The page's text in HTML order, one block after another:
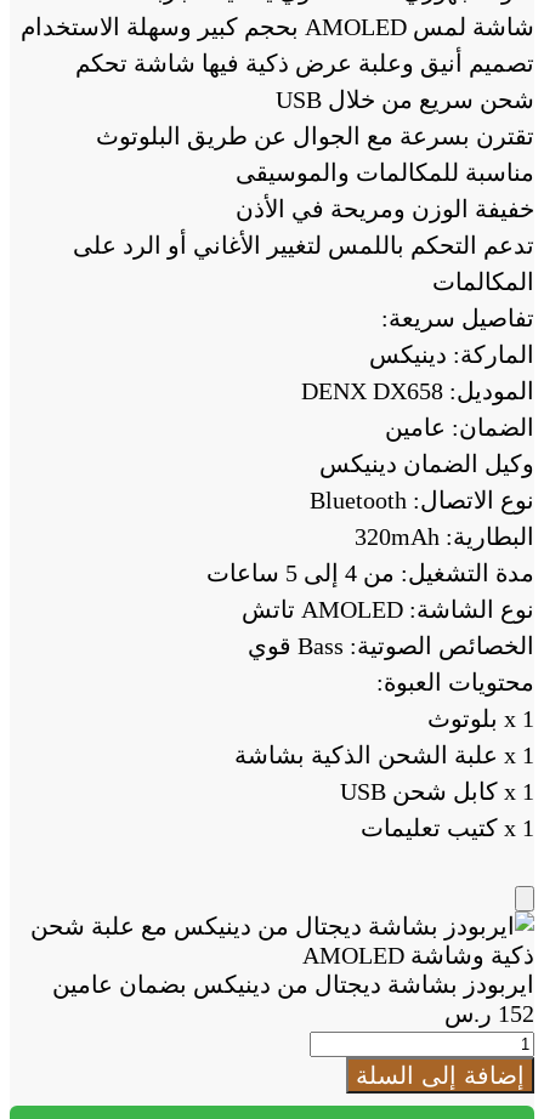
شاشة لمس AMOLED بحجم كبير وسهلة الاستخدام
تصميم أنيق وعلبة عرض ذكية فيها شاشة تحكم
شحن سريع من خلال USB
تقترن بسرعة مع الجوال عن طريق البلوتوث
مناسبة للمكالمات والموسيقى
خفيفة الوزن ومريحة في الأذن
تدعم التحكم باللمس لتغيير الأغاني أو الرد على
المكالمات
تفاصيل سريعة:
الماركة: دينيكس
الموديل: DENX DX658
الضمان: عامين
وكيل الضمان دينيكس
نوع الاتصال: Bluetooth
البطارية: 320mAh
مدة التشغيل: من 4 إلى 5 ساعات
نوع الشاشة: AMOLED تاتش
الخصائص الصوتية: Bass قوي
محتويات العبوة:
1 x بلوتوث
1 x علبة الشحن الذكية بشاشة
1 x كابل شحن USB
x 1 كتيب تعليمات
Add
to
Cart
ايربودز بشاشة ديجتال من دينيكس بضمان عامين
152 ر.س
كمية
ايربودز
بشاشة
إضافة إلى السلة